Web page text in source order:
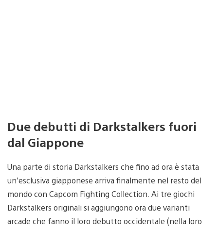
Due debutti di Darkstalkers fuori
dal Giappone
Una parte di storia Darkstalkers che fino ad ora è stata
un’esclusiva giapponese arriva finalmente nel resto del
mondo con Capcom Fighting Collection. Ai tre giochi
Darkstalkers originali si aggiungono ora due varianti
arcade che fanno il loro debutto occidentale (nella loro